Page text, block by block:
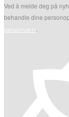
Ved å melde deg på
behandle dine
personvern